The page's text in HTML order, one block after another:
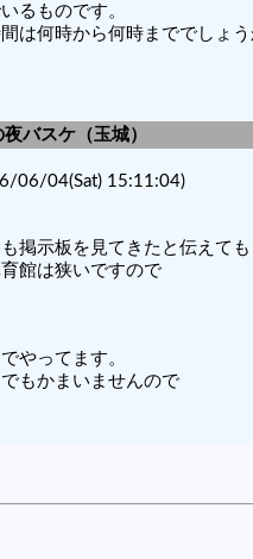
るものです。
は何時から何時まででしょう
バスケ（玉城）
06/04(Sat) 15:11:04)
掲示板を見てきたと伝えて
館は狭いですので
やってます。
もかまいませんので